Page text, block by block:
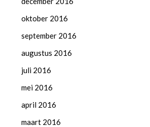
oktober 2016
september 2016
augustus 2016
juli 2016
mei 2016
april 2016
maart 2016